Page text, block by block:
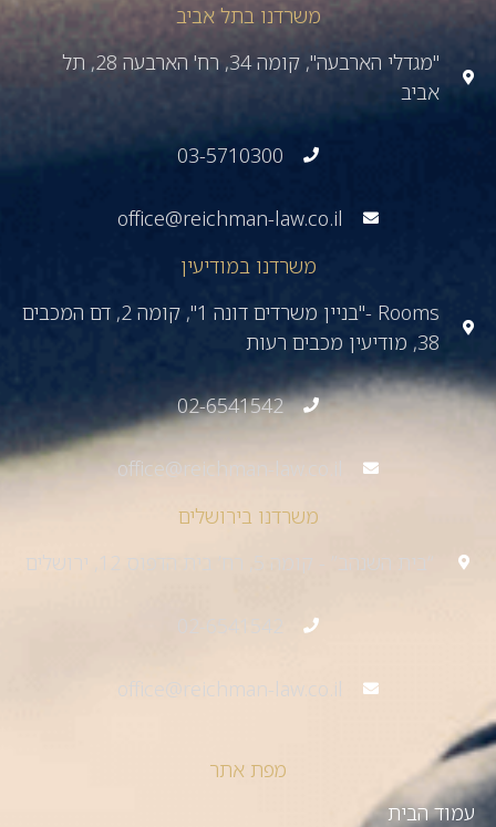
משרדנו בתל אביב
"מגדלי הארבעה", קומה 34, רח' הארבעה 28, תל
אביב
03-5710300
office@reichman-law.co.il
משרדנו במודיעין
Rooms -"בניין משרדים דונה 1", קומה 2, דם המכבים
38, מודיעין מכבים רעות
02-6541542
office@reichman-law.co.il
משרדנו בירושלים
“בית השנהב” - קומה 5, רח’ בית הדפוס 12, ירושלים
02-6541542
office@reichman-law.co.il
מפת אתר
עמוד הבית